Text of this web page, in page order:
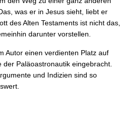
was er in Jesus sieht, liebt er
des Alten Testaments ist nicht das,
darunter vorstellen.
Autor einen verdienten Platz auf
Paläoastronautik eingebracht.
und Indizien sind so